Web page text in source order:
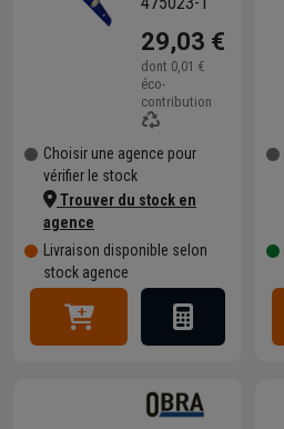
60 cm
29,03 €
dont 0,01 €
éco-
contribution
Choisir une agence pour
vérifier le stock
Trouver du stock en
agence
Livraison disponible selon
stock agence